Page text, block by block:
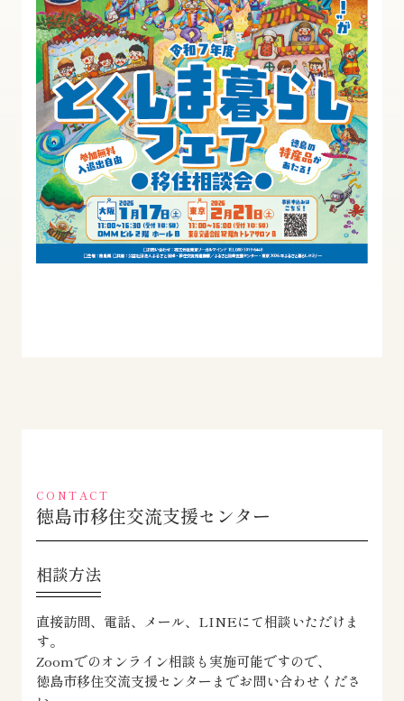
CONTACT
徳島市移住交流支援センター
相談方法
直接訪問、電話、メール、LINEにて相談いただけま
す。
Zoomでのオンライン相談も実施可能ですので、
徳島市移住交流支援センターまでお問い合わせくださ